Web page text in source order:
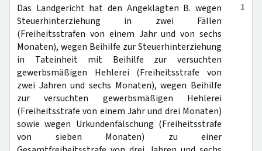
1
Das Landgericht hat den Angeklagten B. wegen
Steuerhinterziehung in zwei Fällen
(Freiheitsstrafen von einem Jahr und von sechs
Monaten), wegen Beihilfe zur Steuerhinterziehung
in Tateinheit mit Beihilfe zur versuchten
gewerbsmäßigen Hehlerei (Freiheitsstrafe von
zwei Jahren und sechs Monaten), wegen Beihilfe
zur versuchten gewerbsmäßigen Hehlerei
(Freiheitsstrafe von einem Jahr und drei Monaten)
sowie wegen Urkundenfälschung (Freiheitsstrafe
von sieben Monaten) zu einer